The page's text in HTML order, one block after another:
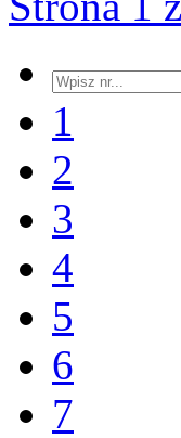
1
2
3
4
5
6
7